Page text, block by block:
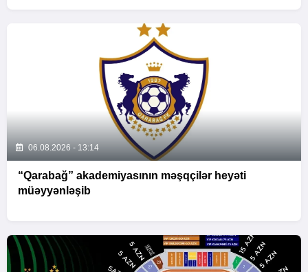
06.08.2026 - 13:14
“Qarabağ” akademiyasının məşqçilər heyəti
müəyyənləşib